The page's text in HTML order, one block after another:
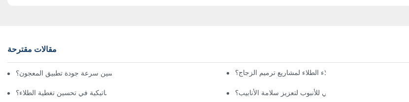
مقالات مقترحة
كيف تعمل آلة رش المعجون على تحسين سرعة جودة تطبيق المعجون؟ ما هي فوائد استخدام آلة طلاء الطلاء لمشاريع ترميم الزجاج؟
كيف تساهم آلات الرش الأوتوماتيكية في تحسين تغطية الطلاء؟ ما هي فوائد رش الجدار الداخلي للأنبوب لتعزيز سلامة الأنابيب؟